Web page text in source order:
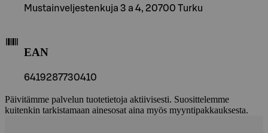
Mustainveljestenkuja 3 a 4, 20700 Turku
EAN
6419287730410
Päivitämme palvelun tuotetietoja aktiivisesti. Suosittelemme
kuitenkin tarkistamaan ainesosat aina myös myyntipakkauksesta.